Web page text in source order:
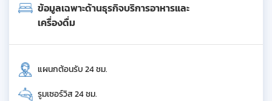
ข้อมูลเฉพาะด้านธุรกิจบริการอาหารและ
เครื่องดื่ม
แผนกต้อนรับ 24 ชม.
รูมเซอร์วิส 24 ชม.